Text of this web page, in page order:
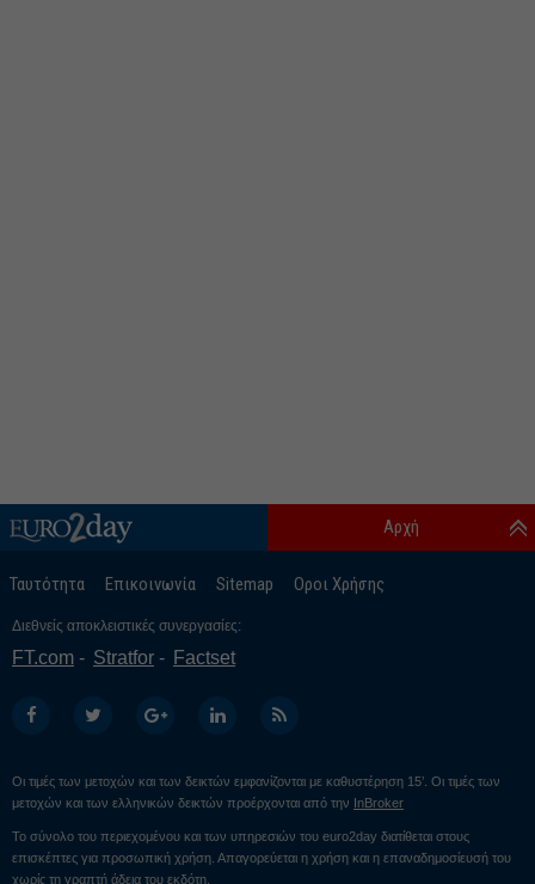
Ταυτότητα Επικοινωνία Sitemap Οροι Χρήσης
Αρχή
Διεθνείς αποκλειστικές συνεργασίες:
FT.com Stratfor Factset
Οι τιμές των μετοχών και των δεικτών εμφανίζονται με καθυστέρηση 15’. Οι τιμές των
μετοχών και των ελληνικών δεικτών προέρχονται από την InBroker
Το σύνολο του περιεχομένου και των υπηρεσιών του euro2day διατίθεται στους
επισκέπτες για προσωπική χρήση. Απαγορεύεται η χρήση και η επαναδημοσίευσή του
χωρίς τη γραπτή άδεια του εκδότη.